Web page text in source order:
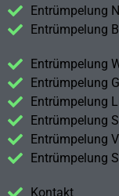
Entrümpelung
Entrümpelung
Entrümpelung
Entrümpelung
Entrümpelung
Entrümpelung
Entrümpelung
Entrümpelung
Kontakt